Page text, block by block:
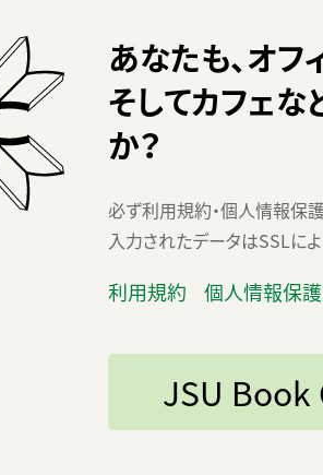
あなたも、オフ
そしてカフェな
か？
必ず利用規約・個人情報保護
入力されたデータはSSLによ
利用規約 個人情報保
JSU Book